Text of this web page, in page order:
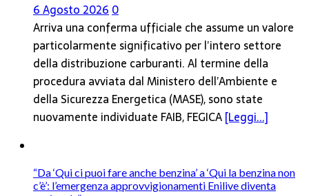
6 Agosto 2026 0
Arriva una conferma ufficiale che assume un valore
particolarmente significativo per l’intero settore
della distribuzione carburanti. Al termine della
procedura avviata dal Ministero dell’Ambiente e
della Sicurezza Energetica (MASE), sono state
nuovamente individuate FAIB, FEGICA[Leggi...]
“Da ‘Qui ci puoi fare anche benzina’ a ‘Qui la benzina non
c’è’: l’emergenza approvvigionamenti Enilive diventa